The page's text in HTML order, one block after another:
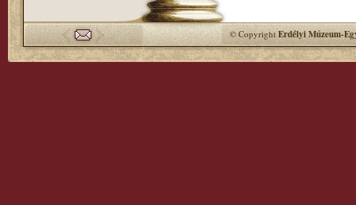
© CopyrightErdélyi Múzeum-